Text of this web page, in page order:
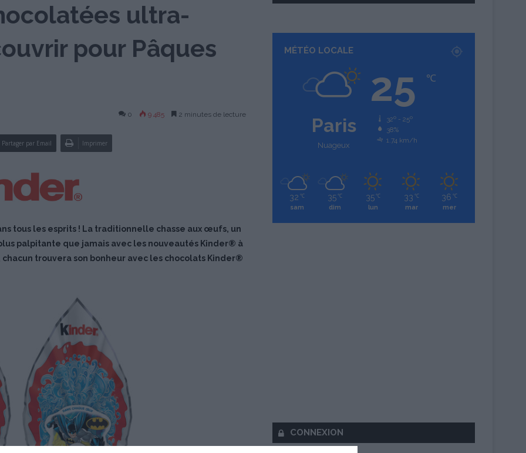
ultra-
pour Pâques
0 9 485 2 minutes de lecture
Partager par Email Imprimer
tous les esprits ! La traditionnelle chasse aux œufs, un
palpitante que jamais avec les nouveautés Kinder® à
trouvera son bonheur avec les chocolats Kinder®
MÉTÉO LOCALE
Paris
Nuageux
25 ℃
32º - 25º
38%
1.74 km/h
32 ℃
sam
35 ℃
dim
35 ℃
lun
33 ℃
mar
36 ℃
mer
CONNEXION